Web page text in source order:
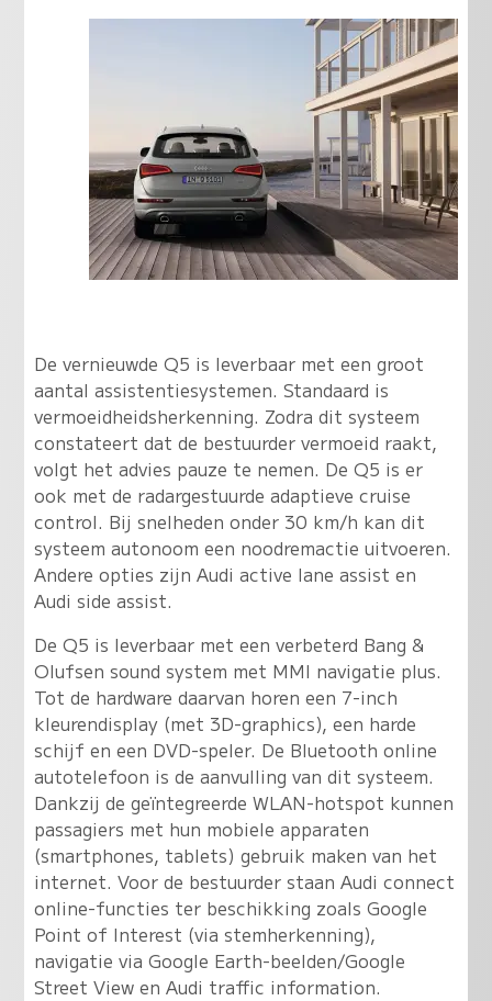
De vernieuwde Q5 is leverbaar met een groot
aantal assistentiesystemen. Standaard is
vermoeidheidsherkenning. Zodra dit systeem
constateert dat de bestuurder vermoeid raakt,
volgt het advies pauze te nemen. De Q5 is er
ook met de radargestuurde adaptieve cruise
control. Bij snelheden onder 30 km/h kan dit
systeem autonoom een noodremactie uitvoeren.
Andere opties zijn Audi active lane assist en
Audi side assist.
De Q5 is leverbaar met een verbeterd Bang &
Olufsen sound system met MMI navigatie plus.
Tot de hardware daarvan horen een 7-inch
kleurendisplay (met 3D-graphics), een harde
schijf en een DVD-speler. De Bluetooth online
autotelefoon is de aanvulling van dit systeem.
Dankzij de geïntegreerde WLAN-hotspot kunnen
passagiers met hun mobiele apparaten
(smartphones, tablets) gebruik maken van het
internet. Voor de bestuurder staan Audi connect
online-functies ter beschikking zoals Google
Point of Interest (via stemherkenning),
navigatie via Google Earth-beelden/Google
Street View en Audi traffic information.